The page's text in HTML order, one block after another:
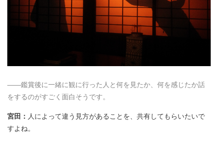
――鑑賞後に一緒に観に行った人と何を見たか、何を感じたか話
をするのがすごく面白そうです。
宮田： 人によって違う見方があることを、共有してもらいたいで
すよね。